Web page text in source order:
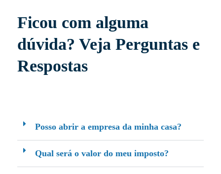
Ficou com alguma
dúvida? Veja Perguntas e
Respostas
Posso abrir a empresa da minha casa?
Qual será o valor do meu imposto?